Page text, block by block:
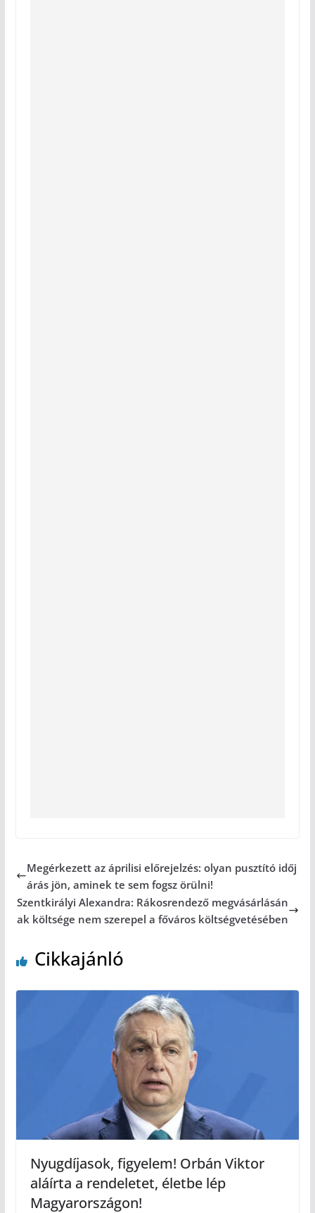
Megérkezett az áprilisi előrejelzés: olyan pusztító időj
árás jön, aminek te sem fogsz örülni!
Szentkirályi Alexandra: Rákosrendező megvásárlásán
ak költsége nem szerepel a főváros költségvetésében
Cikkajánló
Nyugdíjasok, figyelem! Orbán Viktor
aláírta a rendeletet, életbe lép
Magyarországon!